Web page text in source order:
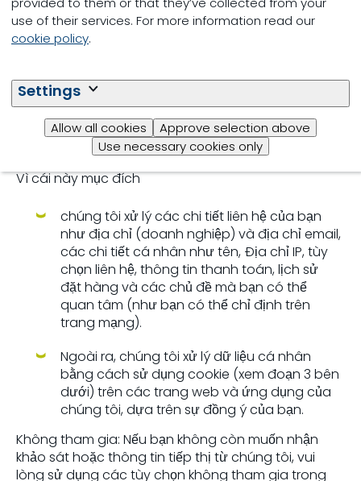
use of their services. For more information read our
cookie policy.
Settings
Allow all cookies
Approve selection above
Use necessary cookies only
tiếp thị.
Dựa trên lượt truy cập của bạn vào trang web của
web của Nutreco. Để hiểu những gì liên quan đến
bạn, chúng tôi có thể sử dụng các công cụ thủ
công và tự động để phân tích thông tin cá nhân
Vì cái này mục đích
chúng tôi xử lý các chi tiết liên hệ của bạn
như địa chỉ (doanh nghiệp) và địa chỉ email,
các chi tiết cá nhân như tên, Địa chỉ IP, tùy
chọn liên hệ, thông tin thanh toán, lịch sử
đặt hàng và các chủ đề mà bạn có thể
quan tâm (như bạn có thể chỉ định trên
trang mạng).
Ngoài ra, chúng tôi xử lý dữ liệu cá nhân
bằng cách sử dụng cookie (xem đoạn 3 bên
dưới) trên các trang web và ứng dụng của
chúng tôi, dựa trên sự đồng ý của bạn.
Không tham gia: Nếu bạn không còn muốn nhận
khảo sát hoặc thông tin tiếp thị từ chúng tôi, vui
lòng sử dụng các tùy chọn không tham gia trong